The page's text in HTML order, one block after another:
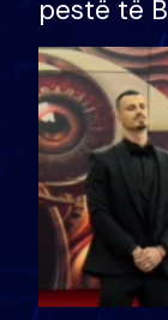
pestë të
çmimin e